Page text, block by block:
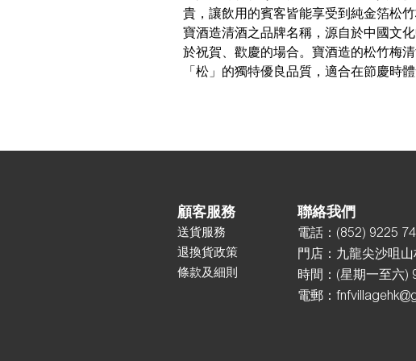
貴，讓飲用的賓客皆能享受到純金箔松
寶酒造清酒之品牌名稱，源自於中國文
於祝賀、歡慶的場合。寶酒造的松竹梅
「松」的獨特優良品質，適合在節慶時
顧客服務
送貨服務
退換貨政策
條款及細則
聯絡我們
電話： (852) 9225
門店： 九龍尖沙咀
時間：(星期一至六)
電郵：